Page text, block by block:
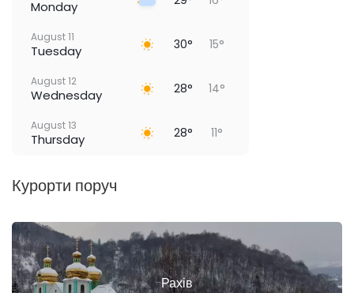
Monday
August 11
Tuesday 30° 15°
August 12
Wednesday 28° 14°
August 13
Thursday 28° 11°
Курорти поруч
Рахів